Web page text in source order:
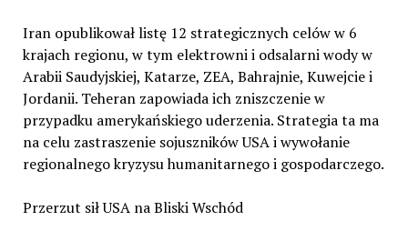
Iran opublikował listę 12 strategicznych celów w 6
krajach regionu, w tym elektrowni i odsalarni wody w
Arabii Saudyjskiej, Katarze, ZEA, Bahrajnie, Kuwejcie i
Jordanii. Teheran zapowiada ich zniszczenie w
przypadku amerykańskiego uderzenia. Strategia ta ma
na celu zastraszenie sojuszników USA i wywołanie
regionalnego kryzysu humanitarnego i gospodarczego.
Przerzut sił USA na Bliski Wschód